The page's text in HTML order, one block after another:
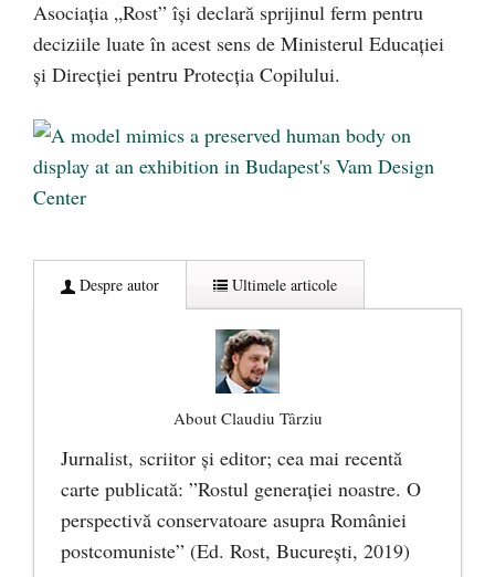
Asociaţia „Rost” îşi declară sprijinul ferm pentru
deciziile luate în acest sens de Ministerul Educaţiei
şi Direcţiei pentru Protecţia Copilului.
Despre autor Ultimele articole
About Claudiu Târziu
Jurnalist, scriitor şi editor; cea mai recentă
carte publicată: ”Rostul generației noastre. O
perspectivă conservatoare asupra României
postcomuniste” (Ed. Rost, București, 2019)